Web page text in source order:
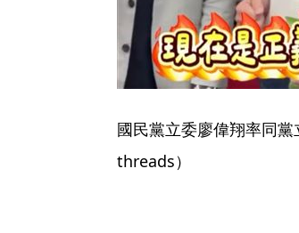
國民黨立委廖偉翔率同
threads）